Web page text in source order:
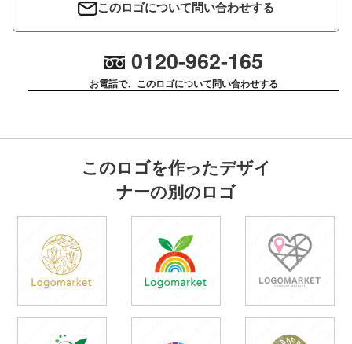
このロゴについて問い合わせする
0120-962-165
お電話で、このロゴについて問い合わせする
このロゴを作ったデザイ
ナーの別のロゴ